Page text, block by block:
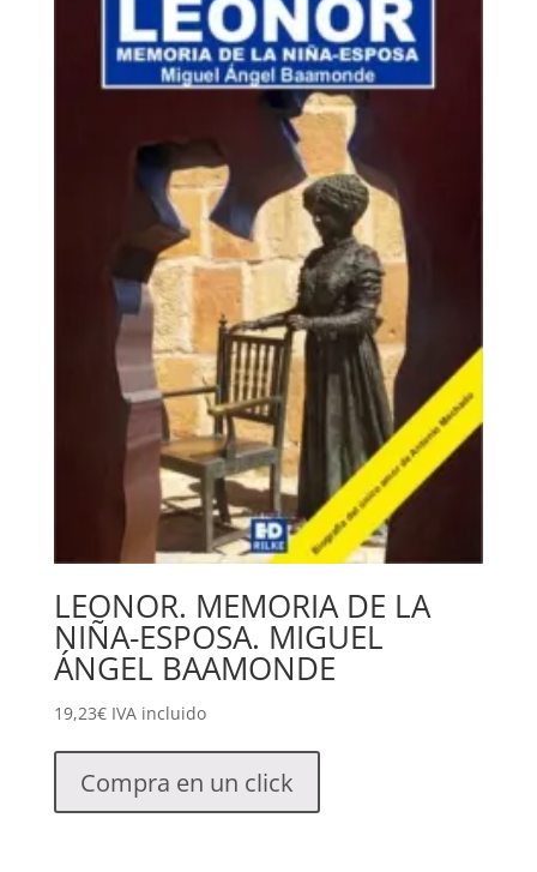
LEONOR. MEMORIA DE LA
NIÑA-ESPOSA. MIGUEL
ÁNGEL BAAMONDE
19,23€ IVA incluido
Compra en un click